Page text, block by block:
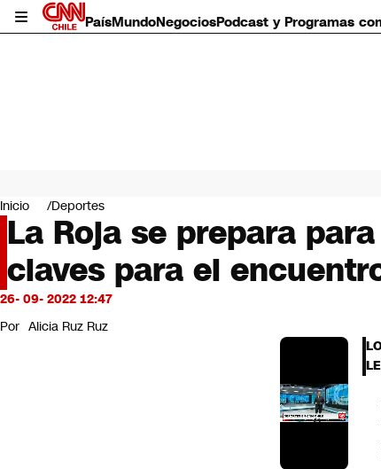
PaísMundoNegociosPodcast y Programas
Mundo
Negocios
Deportes
Programas completos
Cultura
Servicios
Bits
CNN Data
Inicio Deportes
La Roja se prepara
claves para el
26- 09- 2022 12:47
Por Alicia Ruz Ruz